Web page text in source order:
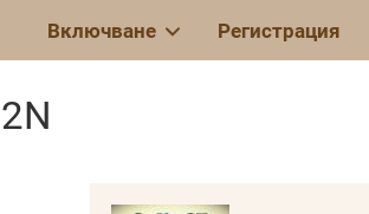
Включване Регистрация